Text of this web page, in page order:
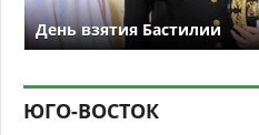
День взятия Бастилии
ЮГО-ВОСТОК